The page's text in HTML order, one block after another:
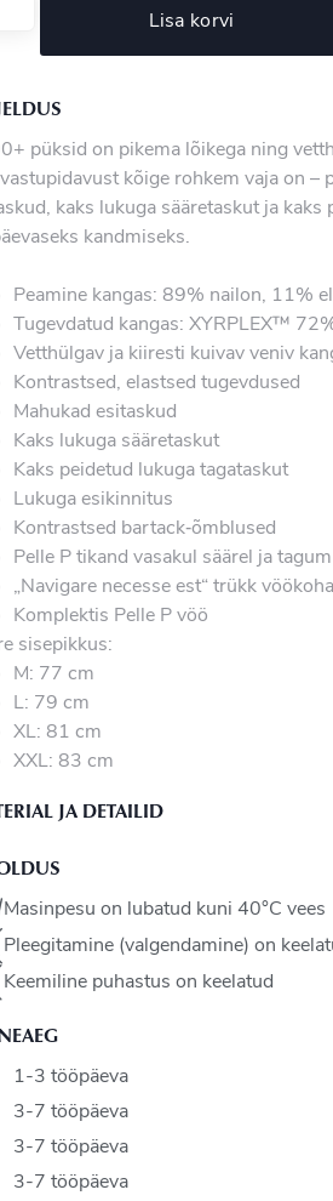
Lisa korvi
püksid on pikema lõikega ning
kõige rohkem vaja on –
kaks lukuga sääretaskut ja
kandmiseks.
Peamine kangas: 89% nailon, 11%
Tugevdatud kangas: XYRPLEX™
Vetthülgav ja kiiresti kuivav veniv
Kontrastsed, elastsed tugevdused
Mahukad esitaskud
Kaks lukuga sääretaskut
Kaks peidetud lukuga tagataskut
Lukuga esikinnitus
Kontrastsed bartack‑õmblused
Pelle P tikand vasakul säärel ja
„Navigare necesse est“ trükk
Komplektis Pelle P vöö
sisepikkus:
M: 77 cm
L: 79 cm
XL: 81 cm
XXL: 83 cm
JA DETAILID
Masinpesu on lubatud kuni 40°C vees
Pleegitamine (valgendamine) on
Keemiline puhastus on keelatud
1-3 tööpäeva
3-7 tööpäeva
3-7 tööpäeva
3-7 tööpäeva